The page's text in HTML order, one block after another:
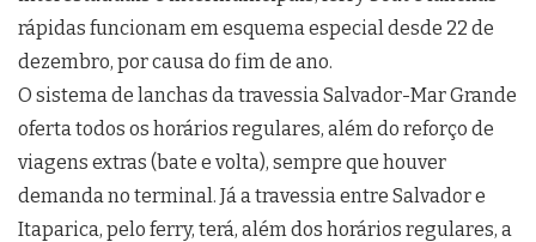
rápidas funcionam em esquema especial desde 22 de
dezembro, por causa do fim de ano.
O sistema de lanchas da travessia Salvador-Mar Grande
oferta todos os horários regulares, além do reforço de
viagens extras (bate e volta), sempre que houver
demanda no terminal. Já a travessia entre Salvador e
Itaparica, pelo ferry, terá, além dos horários regulares, a